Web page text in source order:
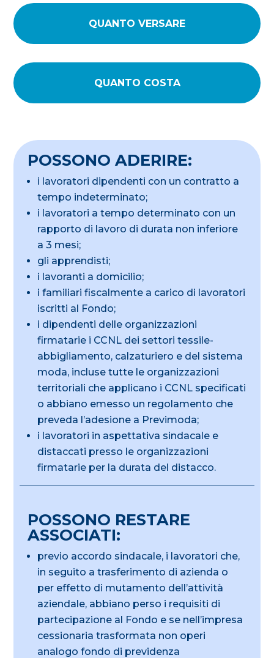
QUANTO VERSARE
QUANTO COSTA
POSSONO ADERIRE:
i lavoratori dipendenti con un contratto a
tempo indeterminato;
i lavoratori a tempo determinato con un
rapporto di lavoro di durata non inferiore
a 3 mesi;
gli apprendisti;
i lavoranti a domicilio;
i familiari fiscalmente a carico di lavoratori
iscritti al Fondo;
i dipendenti delle organizzazioni
firmatarie i CCNL dei settori tessile-
abbigliamento, calzaturiero e del sistema
moda, incluse tutte le organizzazioni
territoriali che applicano i CCNL specificati
o abbiano emesso un regolamento che
preveda l’adesione a Previmoda;
i lavoratori in aspettativa sindacale e
distaccati presso le organizzazioni
firmatarie per la durata del distacco.
POSSONO RESTARE
ASSOCIATI:
previo accordo sindacale, i lavoratori che,
in seguito a trasferimento di azienda o
per effetto di mutamento dell’attività
aziendale, abbiano perso i requisiti di
partecipazione al Fondo e se nell’impresa
cessionaria trasformata non operi
analogo fondo di previdenza